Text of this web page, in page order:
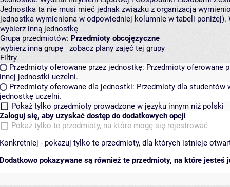
Jednostka ta nie musi mieć jednak związku z organizacją
jednostka wymieniona w odpowiedniej kolumnie w tabeli
wybierz inną jednostkę
Grupa przedmiotów: Przedmioty obcojęzyczne
wybierz inną grupę
zobacz plany zajęć tej grupy
Filtry
Przedmioty oferowane przez jednostkę: Przedmioty oferowane
innej jednostki uczelni.
Przedmioty oferowane dla jednostki: Przedmioty dla studentów
jednostkę uczelni.
Pokaż tylko przedmioty prowadzone w języku innym niż polski
Zaloguj się, aby uzyskać dostęp do dodatkowych opcji
Pokaż tylko te przedmioty, na które mogę się rejestrować
Konkretniej - pokazuj tylko te przedmioty, dla których istnieje
Dodatkowo pokazywane są również te przedmioty, na które jesteś